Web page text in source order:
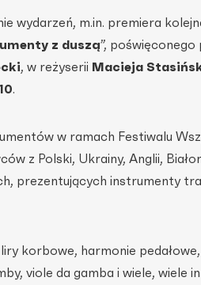
wydarzeń, m.in. premiera
z duszą”, poświęconego
, w reżyserii Macieja
.
w ramach Festiwalu
z Polski, Ukrainy, Anglii,
prezentujących instrumenty
liry korbowe, harmonie
viole da gamba i wiele, wiele